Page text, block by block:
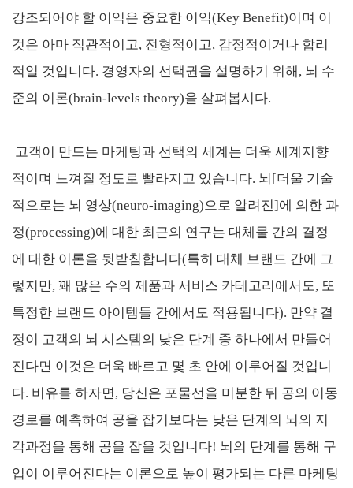
강조되어야 할 이익은 중요한 이익(Key Benefit)이며 이
것은 아마 직관적이고, 전형적이고, 감정적이거나 합리
적일 것입니다. 경영자의 선택권을 설명하기 위해, 뇌 수
준의 이론(brain-levels theory)을 살펴봅시다.
고객이 만드는 마케팅과 선택의 세계는 더욱 세계지향
적이며 느껴질 정도로 빨라지고 있습니다. 뇌[더울 기술
적으로는 뇌 영상(neuro-imaging)으로 알려진]에 의한 과
정(processing)에 대한 최근의 연구는 대체물 간의 결정
에 대한 이론을 뒷받침합니다(특히 대체 브랜드 간에 그
렇지만, 꽤 많은 수의 제품과 서비스 카테고리에서도, 또
특정한 브랜드 아이템들 간에서도 적용됩니다). 만약 결
정이 고객의 뇌 시스템의 낮은 단계 중 하나에서 만들어
진다면 이것은 더욱 빠르고 몇 초 안에 이루어질 것입니
다. 비유를 하자면, 당신은 포물선을 미분한 뒤 공의 이동
경로를 예측하여 공을 잡기보다는 낮은 단계의 뇌의 지
각과정을 통해 공을 잡을 것입니다! 뇌의 단계를 통해 구
입이 이루어진다는 이론으로 높이 평가되는 다른 마케팅